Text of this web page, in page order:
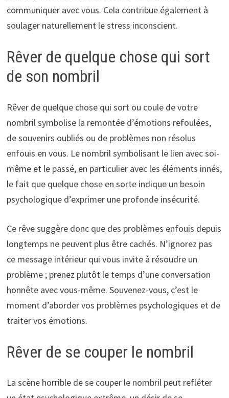
communiquer avec vous. Cela contribue également à
soulager naturellement le stress inconscient.
Rêver de quelque chose qui sort
de son nombril
Rêver de quelque chose qui sort ou coule de votre
nombril symbolise la remontée d’émotions refoulées,
de souvenirs oubliés ou de problèmes non résolus
enfouis en vous. Le nombril symbolisant le lien avec soi-
même et le passé, en particulier avec les éléments innés,
le fait que quelque chose en sorte indique un besoin
psychologique d’exprimer une profonde insécurité.
Ce rêve suggère donc que des problèmes enfouis depuis
longtemps ne peuvent plus être cachés. N’ignorez pas
ce message intérieur qui vous invite à résoudre un
problème ; prenez plutôt le temps d’une conversation
honnête avec vous-même. Souvenez-vous, c’est le
moment d’aborder vos problèmes psychologiques et de
traiter vos émotions.
Rêver de se couper le nombril
La scène horrible de se couper le nombril peut refléter